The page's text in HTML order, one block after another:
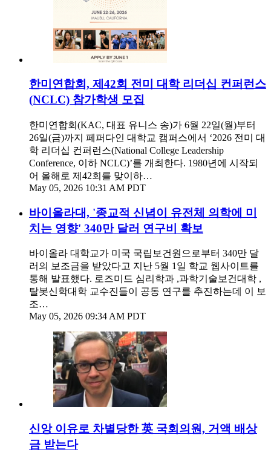
한미연합회, 제42회 전미 대학 리더십 컨퍼런스
(NCLC) 참가학생 모집
한미연합회(KAC, 대표 유니스 송)가 6월 22일(월)부터
26일(금)까지 페퍼다인 대학교 캠퍼스에서 ‘2026 전미 대
학 리더십 컨퍼런스(National College Leadership
Conference, 이하 NCLC)’를 개최한다. 1980년에 시작되
어 올해로 제42회를 맞이하…
May 05, 2026 10:31 AM PDT
바이올라대, '종교적 신념이 유전체 의학에 미
치는 영향' 340만 달러 연구비 확보
바이올라 대학교가 미국 국립보건원으로부터 340만 달
러의 보조금을 받았다고 지난 5월 1일 학교 웹사이트를
통해 발표했다. 로즈미드 심리학과 ,과학기술보건대학 ,
탈봇신학대학 교수진들이 공동 연구를 추진하는데 이 보
조…
May 05, 2026 09:34 AM PDT
신앙 이유로 차별당한 英 국회의원, 거액 배상
금 받는다